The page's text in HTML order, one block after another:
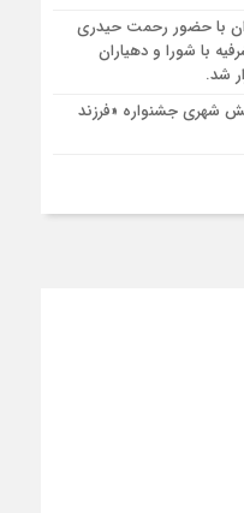
آقای شهید ایران – مشهد
ایران – مشهد
ثورهالعشرین نجف
با حضور رحمت حیدری
با شورا و دهیاران
شد.
شهری جشنواره «فرزند